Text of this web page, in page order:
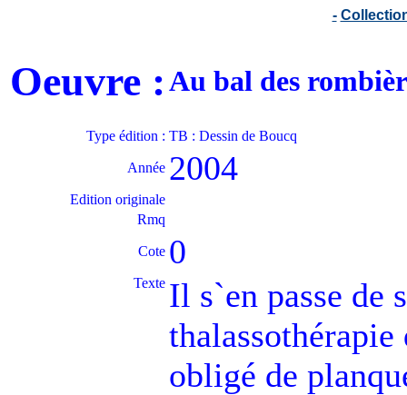
-
Oeuvre :Au bal des
Type édition : TB : Dessin de Boucq
Année 2004
Edition originale
Rmq
Cote 0
Texte Il s`en passe de
obligé de